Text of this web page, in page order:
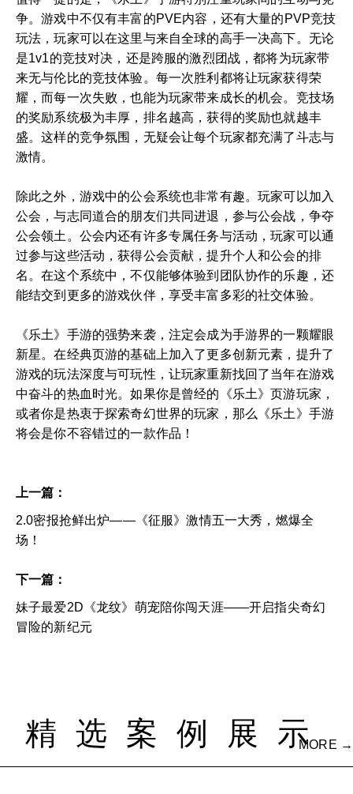
争。游戏中不仅有丰富的PVE内容，还有大量的PVP竞技
玩法，玩家可以在这里与来自全球的高手一决高下。无论
是1v1的竞技对决，还是跨服的激烈团战，都将为玩家带
来无与伦比的竞技体验。每一次胜利都将让玩家获得荣
耀，而每一次失败，也能为玩家带来成长的机会。竞技场
的奖励系统极为丰厚，排名越高，获得的奖励也就越丰
盛。这样的竞争氛围，无疑会让每个玩家都充满了斗志与
激情。
除此之外，游戏中的公会系统也非常有趣。玩家可以加入
公会，与志同道合的朋友们共同进退，参与公会战，争夺
公会领土。公会内还有许多专属任务与活动，玩家可以通
过参与这些活动，获得公会贡献，提升个人和公会的排
名。在这个系统中，不仅能够体验到团队协作的乐趣，还
能结交到更多的游戏伙伴，享受丰富多彩的社交体验。
《乐土》手游的强势来袭，注定会成为手游界的一颗耀眼
新星。在经典页游的基础上加入了更多创新元素，提升了
游戏的玩法深度与可玩性，让玩家重新找回了当年在游戏
中奋斗的热血时光。如果你是曾经的《乐土》页游玩家，
或者你是热衷于探索奇幻世界的玩家，那么《乐土》手游
将会是你不容错过的一款作品！
上一篇：
2.0密报抢鲜出炉——《征服》激情五一大秀，燃爆全
场！
下一篇：
妹子最爱2D《龙纹》萌宠陪你闯天涯——开启指尖奇幻
冒险的新纪元
精选案例展示MORE →